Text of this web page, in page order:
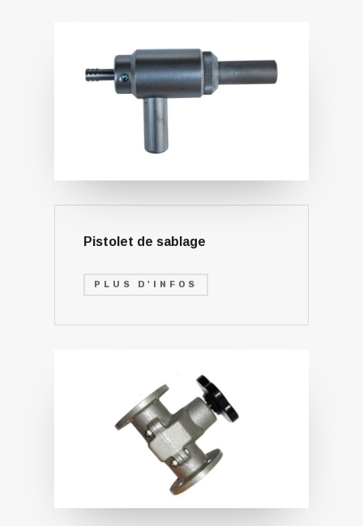
Pistolet de sablage
PLUS D'INFOS